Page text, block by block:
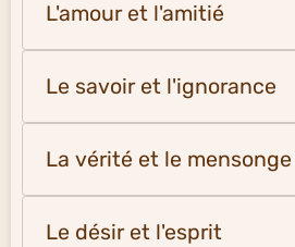
L'amour et l'amitié
Le savoir et l'ignorance
La vérité et le mensonge
Le désir et l'esprit